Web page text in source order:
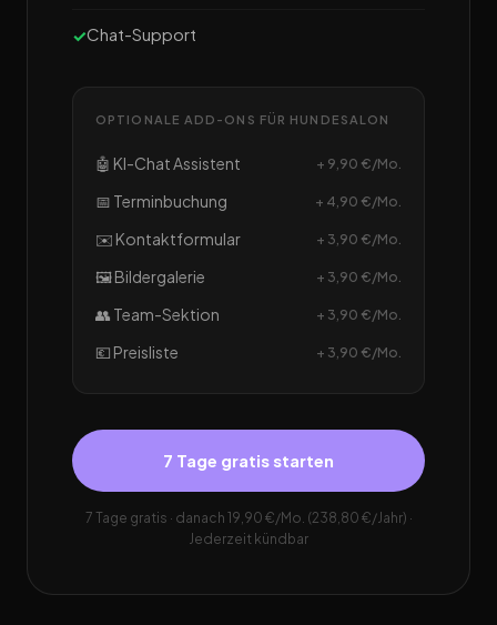
Chat-Support
OPTIONALE ADD-ONS FÜR HUNDESALON
🤖 KI-Chat Assistent + 9,90 €/Mo.
📅 Terminbuchung + 4,90 €/Mo.
✉️ Kontaktformular + 3,90 €/Mo.
🖼️ Bildergalerie + 3,90 €/Mo.
👥 Team-Sektion + 3,90 €/Mo.
💶 Preisliste + 3,90 €/Mo.
7 Tage gratis starten
7 Tage gratis · danach 19,90 €/Mo. (238,80 €/Jahr) ·
Jederzeit kündbar